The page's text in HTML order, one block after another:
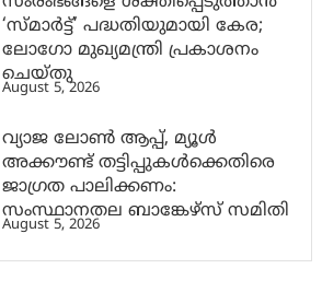
‘സ്മാര്‍ട്ട്’ പദ്ധതിയുമായി കേര;
ലോഗോ മുഖ്യമന്ത്രി പ്രകാശനം
ചെയ്തു
August 5, 2026
വ്യാജ ലോൺ ആപ്പ്, മ്യൂൾ
അക്കൗണ്ട് തട്ടിപ്പുകൾക്കെതിരെ
ജാ​ഗ്രത പാലിക്കണം:
സംസ്ഥാനതല ബാങ്കേഴ്സ് സമിതി
August 5, 2026